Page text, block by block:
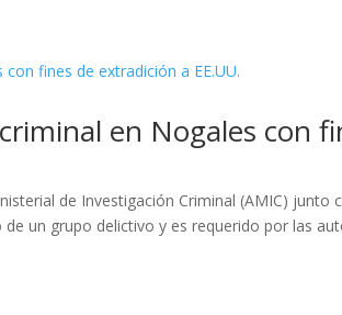
en Nogales con
de Investigación Criminal (AMIC) junto
un grupo delictivo y es requerido por las